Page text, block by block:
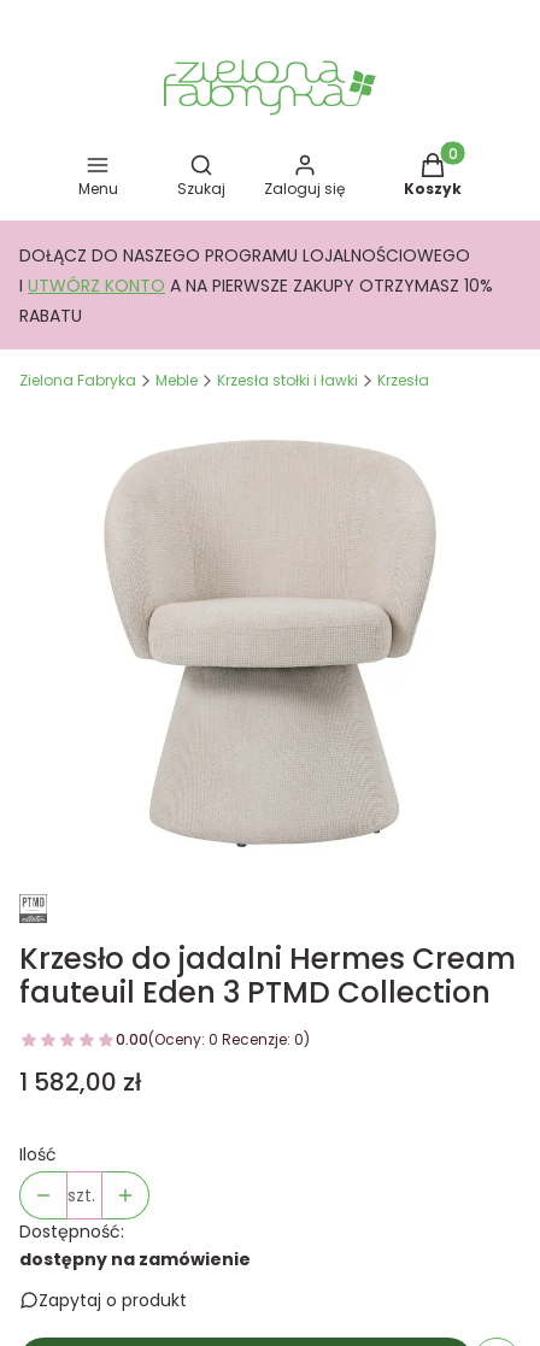
Menu
Otwórz wyszukiwarkę
Szukaj Zaloguj się
Produkty w
Koszyk
DOŁĄCZ DO NASZEGO PROGRAMU LOJALNOŚCIOWEGO
I UTWÓRZ KONTO A NA PIERWSZE ZAKUPY OTRZYMASZ 10%
RABATU
Zielona Fabryka Meble Krzesła stołki i ławki Krzesła
Krzesło do jadalni Hermes Cream
fauteuil Eden 3 PTMD Collection
0.00(Oceny: 0 Recenzje: 0)
Cena
1 582,00 zł
Ilość
szt.
Dostępność:
dostępny na zamówienie
Zapytaj o produkt